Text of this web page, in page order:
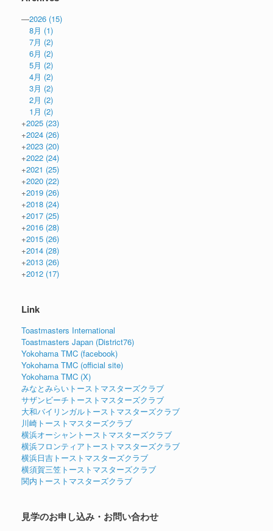
—2026 (15)
8月 (1)
7月 (2)
6月 (2)
5月 (2)
4月 (2)
3月 (2)
2月 (2)
1月 (2)
+2025 (23)
+2024 (26)
+2023 (20)
+2022 (24)
+2021 (25)
+2020 (22)
+2019 (26)
+2018 (24)
+2017 (25)
+2016 (28)
+2015 (26)
+2014 (28)
+2013 (26)
+2012 (17)
Link
Toastmasters International
Toastmasters Japan (District76)
Yokohama TMC (facebook)
Yokohama TMC (official site)
Yokohama TMC (X)
みなとみらいトーストマスターズクラブ
サザンビーチトーストマスターズクラブ
大和バイリンガルトーストマスターズクラブ
川崎トーストマスターズクラブ
横浜オーシャントーストマスターズクラブ
横浜フロンティアトーストマスターズクラブ
横浜日吉トーストマスターズクラブ
横須賀三笠トーストマスターズクラブ
関内トーストマスターズクラブ
見学のお申し込み・お問い合わせ